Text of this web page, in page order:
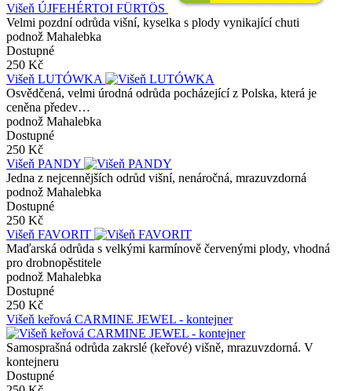
Višeň ÚJFEHÉRTOI FÜRTÖS
Velmi pozdní odrůda višní, kyselka s plody vynikající chuti
podnož Mahalebka
Dostupné
250 Kč
Višeň LUTÓWKA
Osvědčená, velmi úrodná odrůda pocházející z Polska, která je
ceněna předev…
podnož Mahalebka
Dostupné
250 Kč
Višeň PANDY
Jedna z nejcennějších odrůd višní, nenáročná, mrazuvzdorná
podnož Mahalebka
Dostupné
250 Kč
Višeň FAVORIT
Maďarská odrůda s velkými karmínově červenými plody, vhodná
pro drobnopěstitele
podnož Mahalebka
Dostupné
250 Kč
Višeň keřová CARMINE JEWEL - kontejner
Samosprašná odrůda zakrslé (keřové) višně, mrazuvzdorná. V
kontejneru
Dostupné